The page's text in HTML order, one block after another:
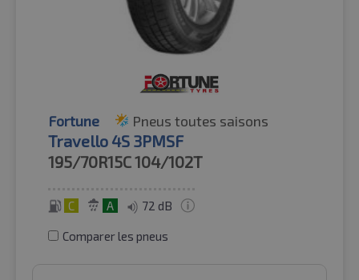
Fortune Pneus toutes saisons
Travello 4S 3PMSF
195/70R15C104/102T
C A 72 dB
Comparer les pneus